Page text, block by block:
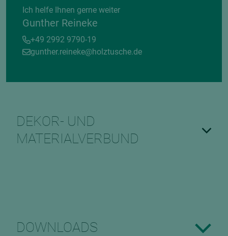
Ich helfe Ihnen gerne weiter
Gunther Reineke
+49 2992 9790-19
gunther.reineke@holztusche.de
DEKOR- UND
MATERIALVERBUND
DOWNLOADS